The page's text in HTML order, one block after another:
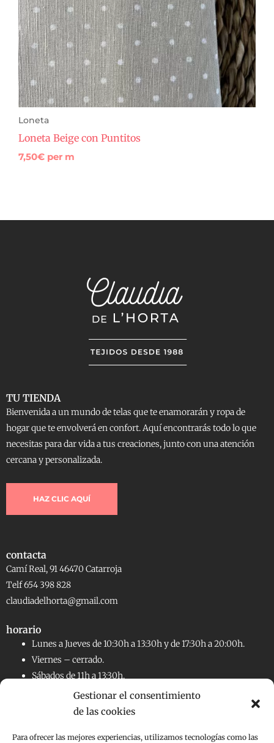
Gestionar el consentimiento
de las cookies
Para ofrecer las mejores experiencias, utilizamos tecnologías como las
Loneta
Loneta Beige con Puntitos
7,50€ per m
TU TIENDA
Bienvenida a un mundo de telas que te enamorarán y ropa de
hogar que te envolverá en confort. Aquí encontrarás todo lo que
necesitas para dar vida a tus creaciones, junto con una atención
cercana y personalizada.
HAZ CLIC AQUÍ
contacta
Camí Real, 91 46470 Catarroja
Telf 654 398 828
claudiadelhorta@gmail.com
horario
Lunes a Jueves de 10:30h a 13:30h y de 17:30h a 20:00h.
Viernes – cerrado.
Sábados de 11h a 13:30h.